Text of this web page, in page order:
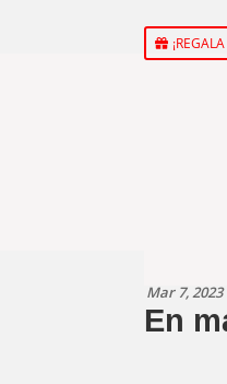
Mar 7, 2023
En